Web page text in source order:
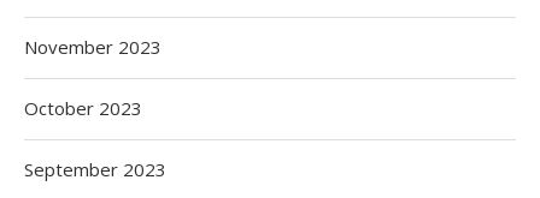
November 2023
October 2023
September 2023